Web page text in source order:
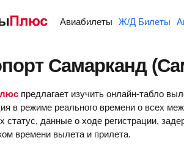
Авиабилеты Ж/Д Билеты
Самарканд
предлагает изучить онлайн-табло
в режиме реального времени о всех
статус, данные о ходе регистрации,
времени вылета и прилета.